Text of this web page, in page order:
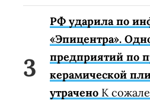
РФ ударила по
«Эпицентра».
предприятий по
керамической
утрачено К